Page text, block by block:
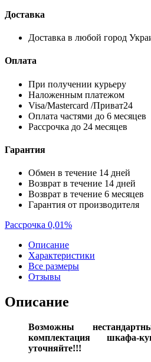
Доставка
Доставка в любой город
Оплата
При получении курьеру
Наложенным платежом
Visa/Mastercard /Приват24
Оплата частями до 6 месяцев
Рассрочка до 24 месяцев
Гарантия
Обмен в течение 14 дней
Возврат в течение 14 дней
Возврат в течение 6 месяцев
Гарантия от производителя
Рассрочка 0,01%
Описание
Характеристики
Все размеры
Отзывы
Описание
Возможны
комплектация шкафа-
уточняйте!!!